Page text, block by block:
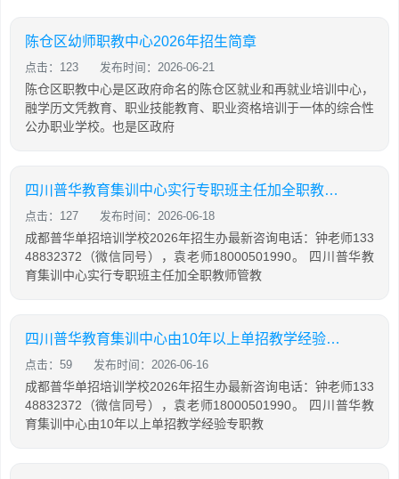
陈仓区幼师职教中心2026年招生简章
点击：123 发布时间：2026-06-21
陈仓区职教中心是区政府命名的陈仓区就业和再就业培训中心，
融学历文凭教育、职业技能教育、职业资格培训于一体的综合性
公办职业学校。也是区政府
四川普华教育集训中心实行专职班主任加全职教师管教模式
点击：127 发布时间：2026-06-18
成都普华单招培训学校2026年招生办最新咨询电话：钟老师133
48832372（微信同号），袁老师18000501990。 四川普华教
育集训中心实行专职班主任加全职教师管教
四川普华教育集训中心由10年以上单招教学经验专职教师领衔
点击：59 发布时间：2026-06-16
成都普华单招培训学校2026年招生办最新咨询电话：钟老师133
48832372（微信同号），袁老师18000501990。 四川普华教
育集训中心由10年以上单招教学经验专职教